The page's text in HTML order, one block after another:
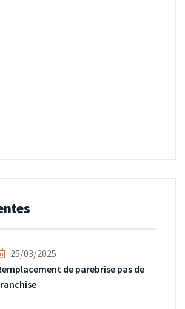
25/03/2025
de parebrise pas de